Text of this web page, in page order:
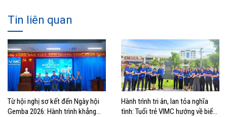
Tin liên quan
Từ hội nghị sơ kết đến Ngày hội
Gemba 2026: Hành trình khẳng
Hành trình tri ân, lan tỏa nghĩa
tình: Tuổi trẻ VIMC hướng về biển